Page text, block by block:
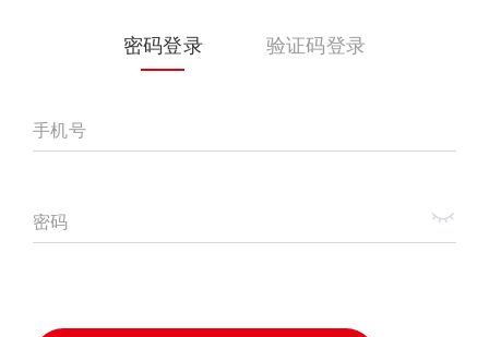
密码登录 验证码登录
手机号
密码